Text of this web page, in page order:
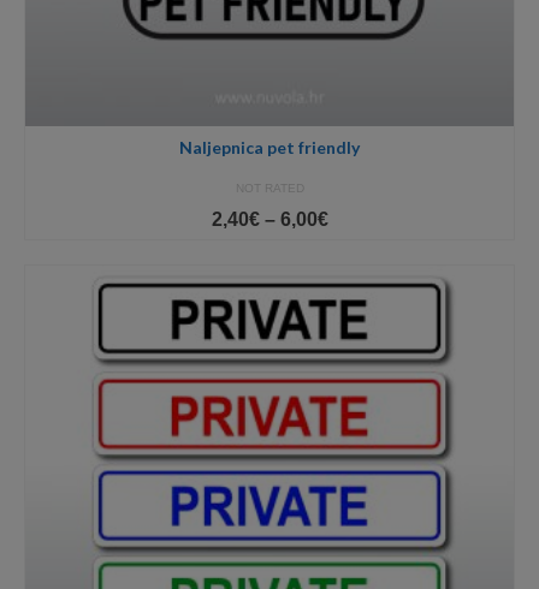
Naljepnica pet friendly
NOT RATED
2,40€ – 6,00€Price
through
6,00€